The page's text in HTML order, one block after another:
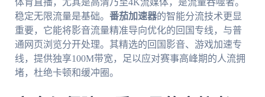
体育直播，尤其是高清乃至4K流媒体，是流量吞噬者。
稳定无限流量是基础。 番茄加速器的智能分流技术更显
重要，它能将影音流量精准导向优化的回国专线，与普
通网页浏览分开处理。其精选的回国影音、游戏加速专
线，提供独享100M带宽，足以应对赛事高峰期的人流拥
堵，杜绝卡顿和缓冲圈。